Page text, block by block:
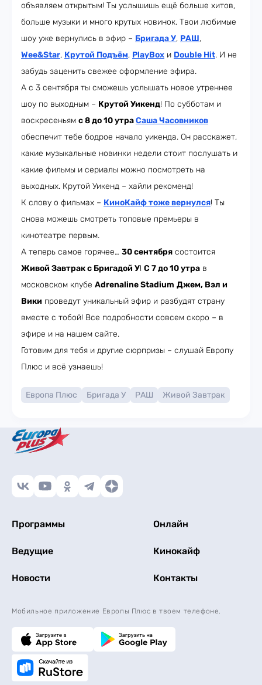
объявляем открытым! Ты услышишь ещё больше хитов,
больше музыки и много крутых новинок. Твои любимые
шоу уже вернулись в эфир – Бригада У, РАШ,
Wee&Star, Крутой Подъём, PlayBox и Double Hit. И не
забудь заценить свежее оформление эфира.
А с 3 сентября ты сможешь услышать новое утреннее
шоу по выходным – Крутой Уикенд! По субботам и
воскресеньям с 8 до 10 утраСаша Часовников
обеспечит тебе бодрое начало уикенда. Он расскажет,
какие музыкальные новинки недели стоит послушать и
какие фильмы и сериалы можно посмотреть на
выходных. Крутой Уикенд – хайли рекоменд!
К слову о фильмах – КиноКайф тоже вернулся! Ты
снова можешь смотреть топовые премьеры в
кинотеатре первым.
А теперь самое горячее… 30 сентября состоится
Живой Завтрак с Бригадой У! С 7 до 10 утра в
московском клубе Adrenaline Stadium Джем, Вэл и
Вики проведут уникальный эфир и разбудят страну
вместе с тобой! Все подробности совсем скоро – в
эфире и на нашем сайте.
Готовим для тебя и другие сюрпризы – слушай Европу
Плюс и всё узнаешь!
Европа Плюс Бригада У РАШ Живой Завтрак
Программы Онлайн
Ведущие Кинокайф
Новости Контакты
Мобильное приложение Европы Плюс в твоем телефоне.